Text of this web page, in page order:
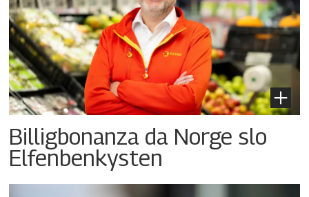
Billigbonanza da Norge slo
Elfenbenkysten